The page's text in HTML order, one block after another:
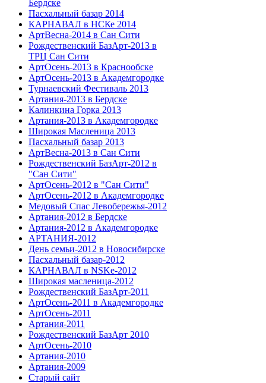
Бердске
Пасхальный базар 2014
КАРНАВАЛ в НСКе 2014
АртВесна-2014 в Сан Сити
Рождественский БазАрт-2013 в
ТРЦ Сан Сити
АртОсень-2013 в Краснообске
АртОсень-2013 в Академгородке
Турнаевский Фестиваль 2013
Артания-2013 в Бердске
Калинкина Горка 2013
Артания-2013 в Академгородке
Широкая Масленица 2013
Пасхальный базар 2013
АртВесна-2013 в Сан Сити
Рождественский БазАрт-2012 в
"Сан Сити"
АртОсень-2012 в "Сан Сити"
АртОсень-2012 в Академгородке
Медовый Спас Левобережья-2012
Артания-2012 в Бердске
Артания-2012 в Академгородке
АРТАНИЯ-2012
День семьи-2012 в Новосибирске
Пасхальный базар-2012
КАРНАВАЛ в NSKe-2012
Широкая масленица-2012
Рождественский БазАрт-2011
АртОсень-2011 в Академгородке
АртОсень-2011
Артания-2011
Рождественский БазАрт 2010
АртОсень-2010
Артания-2010
Артания-2009
Старый сайт